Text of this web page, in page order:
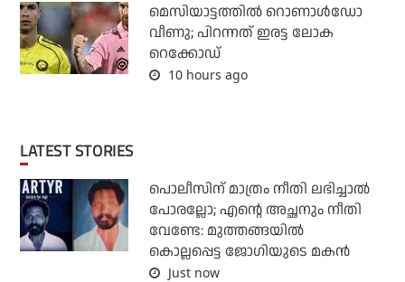
മെസിയാട്ടത്തില്‍ റൊണാള്‍ഡോ
വീണു; പിറന്നത് ഇരട്ട ലോക
റെക്കോഡ്
10 hours ago
LATEST STORIES
പൊലീസിന് മാത്രം നീതി ലഭിച്ചാല്‍
പോരല്ലോ; എന്റെ അച്ഛനും നീതി
വേണ്ടേ: മുത്തങ്ങയില്‍
കൊല്ലപ്പെട്ട ജോഗിയുടെ മകന്‍
Just now